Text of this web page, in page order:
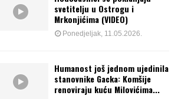
svetitelju u Ostrogu i
Mrkonjićima (VIDEO)
Ponedjeljak, 11.05.2026.
Humanost još jednom ujedinila
stanovnike Gacka: Komšije
renoviraju kuću Milovićima...